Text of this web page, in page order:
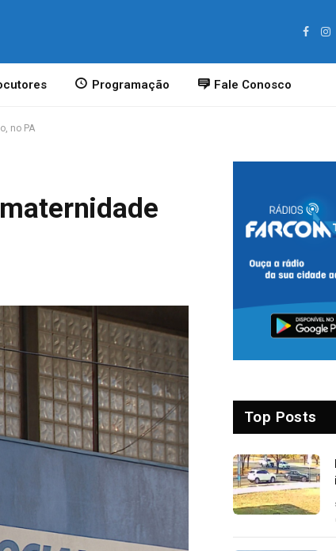
Programação Fale Conosco
no PA
Top Posts